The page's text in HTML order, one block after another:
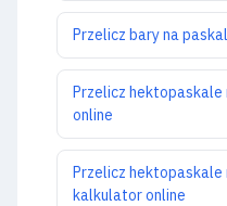
Przelicz bary na
Przelicz
online
Przelicz hektopaskale
kalkulator online